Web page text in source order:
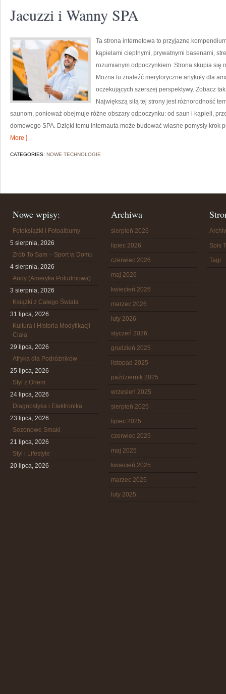
Jacuzzi i Wanny SPA
Ta strona internetowa to przyjazne
kąpielami cieplnymi, prywatnymi basenami,
rozumianym odpoczynkiem. Strona skupia się
Można tu znaleźć merytoryczne artykuły dla
oczekujących szerszej perspektywy. Zobacz
Największą siłą tej strony jest różnorodność
saunom, ponieważ obejmuje różne obszary odpoczynku: od saun i kąpieli,
domowego SPA. Dzięki temu internauta może budować własne pomysły krok
More ]
CATEGORIES: NOWE TECHNOLOGIE
Nowe wpisy:
Fotoksiążki i Fotoalbumy
5 sierpnia, 2026
Zrób To Sam – Sport w Domu
4 sierpnia, 2026
Andy (Ameryka Południowa)
3 sierpnia, 2026
Książki z Całego Świata
31 lipca, 2026
Kultura i Historia Modyfikacji
Ciała
29 lipca, 2026
Afryka dla Podróżników
25 lipca, 2026
Styl z Orłem
24 lipca, 2026
Diagnostyka i Elektronika
23 lipca, 2026
Sezonowe Smaki
21 lipca, 2026
Styl i Lifestyle
20 lipca, 2026
Archiwa
sierpień 2026
lipiec 2026
czerwiec 2026
maj 2026
kwiecień 2026
marzec 2026
luty 2026
styczeń 2026
grudzień 2025
listopad 2025
październik 2025
wrzesień 2025
sierpień 2025
lipiec 2025
czerwiec 2025
maj 2025
kwiecień 2025
marzec 2025
luty 2025
Spis
Tagi